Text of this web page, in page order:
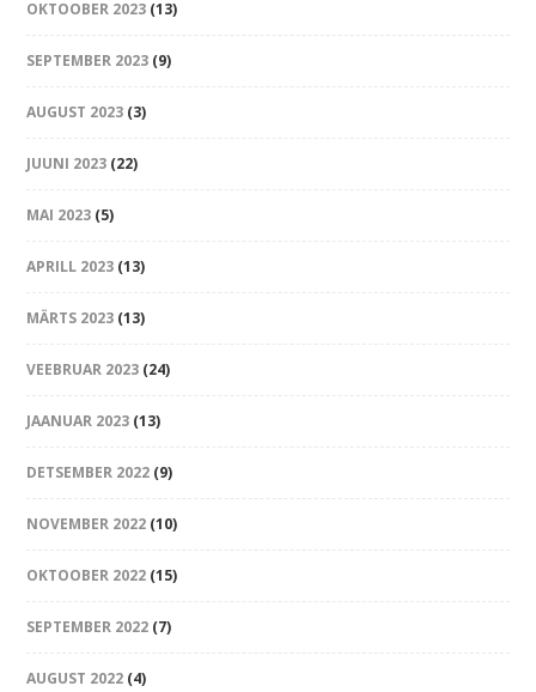
OKTOOBER 2023 (13)
SEPTEMBER 2023 (9)
AUGUST 2023 (3)
JUUNI 2023 (22)
MAI 2023 (5)
APRILL 2023 (13)
MÄRTS 2023 (13)
VEEBRUAR 2023 (24)
JAANUAR 2023 (13)
DETSEMBER 2022 (9)
NOVEMBER 2022 (10)
OKTOOBER 2022 (15)
SEPTEMBER 2022 (7)
AUGUST 2022 (4)